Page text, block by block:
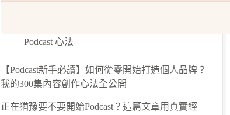
Podcast 心法
【Podcast新手必讀】如何從零開始打造個人品牌？
我的300集內容創作心法全公開
正在猶豫要不要開始Podcast？這篇文章用真實經